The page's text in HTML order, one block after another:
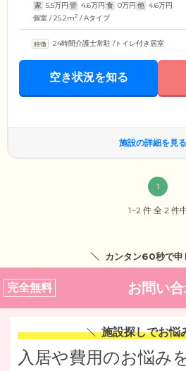
家 5.5万円 管 4.6万円 食 0万円 他 4.6万円
個室 / 25.2m2 / Aタイプ
24時間介護士常駐 /トイレ付き居室
空き状況を知る
施設の詳細を見る
1
1~2 件 全 2 件
カンタン60秒で申
完全無料 お問い
施設探しでお悩
入居や費用のお悩み